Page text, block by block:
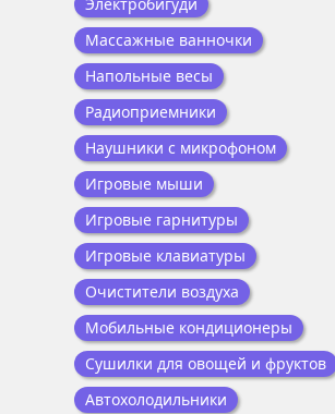
Массажные ванночки
Напольные весы
Радиоприемники
Наушники с микрофоном
Игровые мыши
Игровые гарнитуры
Игровые клавиатуры
Очистители воздуха
Мобильные кондиционеры
Сушилки для овощей и фруктов
Автохолодильники